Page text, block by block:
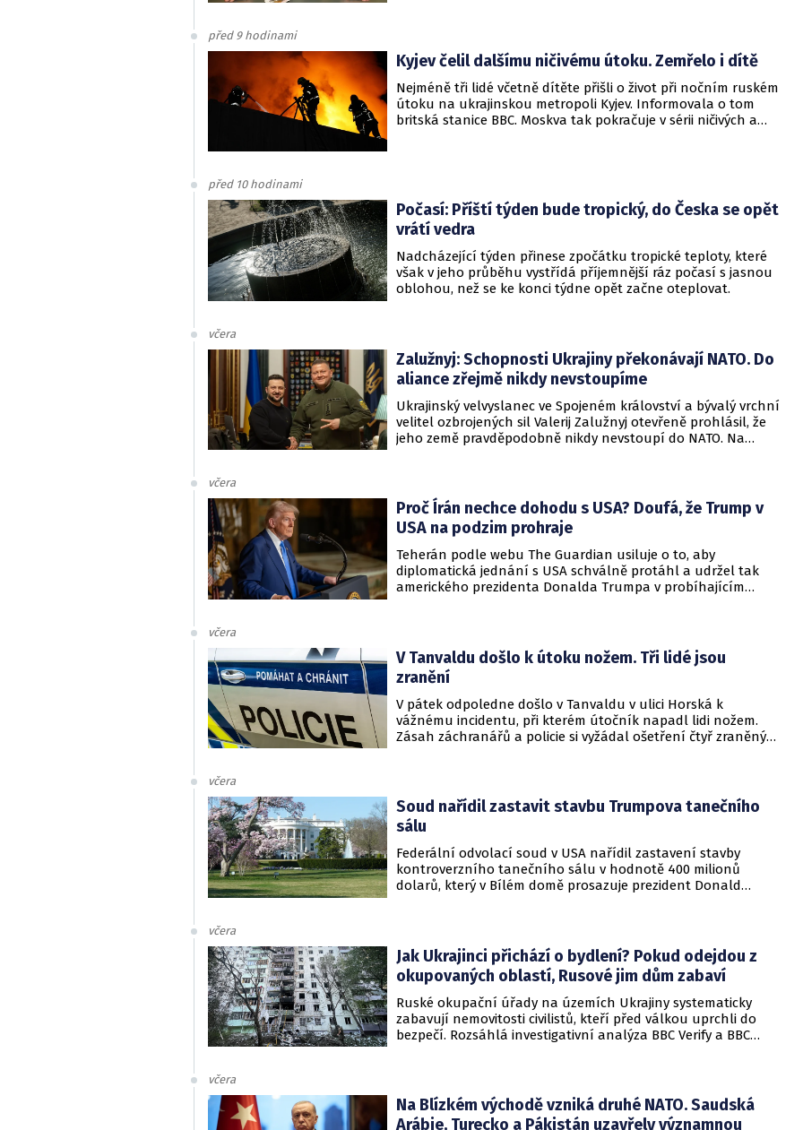
před 9 hodinami
Kyjev čelil dalšímu ničivému útoku. Zemřelo i dítě
Nejméně tři lidé včetně dítěte přišli o život při nočním ruském
útoku na ukrajinskou metropoli Kyjev. Informovala o tom
britská stanice BBC. Moskva tak pokračuje v sérii ničivých a
před 10 hodinami
Počasí: Příští týden bude tropický, do Česka se opět
vrátí vedra
Nadcházející týden přinese zpočátku tropické teploty, které
však v jeho průběhu vystřídá příjemnější ráz počasí s jasnou
oblohou, než se ke konci týdne opět začne oteplovat.
včera
Zalužnyj: Schopnosti Ukrajiny překonávají NATO. Do
aliance zřejmě nikdy nevstoupíme
Ukrajinský velvyslanec ve Spojeném království a bývalý vrchní
velitel ozbrojených sil Valerij Zalužnyj otevřeně prohlásil, že
jeho země pravděpodobně nikdy nevstoupí do NATO. Na
nedosažitelné.
včera
Proč Írán nechce dohodu s USA? Doufá, že Trump v
USA na podzim prohraje
Teherán podle webu The Guardian usiluje o to, aby
diplomatická jednání s USA schválně protáhl a udržel tak
amerického prezidenta Donalda Trumpa v probíhajícím
rukojmími za prezidenta Jimmyho Cartera.
včera
V Tanvaldu došlo k útoku nožem. Tři lidé jsou
zranění
V pátek odpoledne došlo v Tanvaldu v ulici Horská k
vážnému incidentu, při kterém útočník napadl lidi nožem.
Zásah záchranářů a policie si vyžádal ošetření čtyř zraněných
včera
Soud nařídil zastavit stavbu Trumpova tanečního
sálu
Federální odvolací soud v USA nařídil zastavení stavby
kontroverzního tanečního sálu v hodnotě 400 milionů
dolarů, který v Bílém domě prosazuje prezident Donald
včera
Jak Ukrajinci přichází o bydlení? Pokud odejdou z
okupovaných oblastí, Rusové jim dům zabaví
Ruské okupační úřady na územích Ukrajiny systematicky
zabavují nemovitosti civilistů, kteří před válkou uprchli do
bezpečí. Rozsáhlá investigativní analýza BBC Verify a BBC
včera
Na Blízkém východě vzniká druhé NATO. Saudská
Arábie, Turecko a Pákistán uzavřely významnou